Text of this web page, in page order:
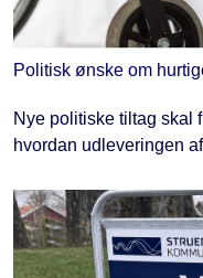
Politisk ønske om
Nye politiske tiltag skal
hvordan udleveringen